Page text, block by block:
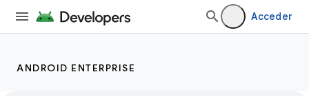
Acceder
ANDROID ENTERPRISE